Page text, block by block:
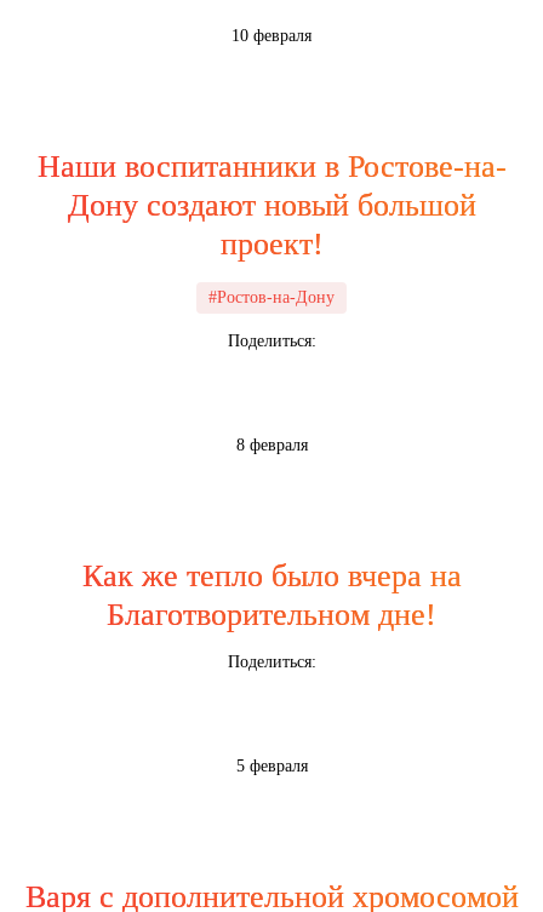
10 февраля
Наши воспитанники в Ростове-на-
Дону создают новый большой
проект!
#Ростов-на-Дону
Поделиться:
8 февраля
Как же тепло было вчера на
Благотворительном дне!
Поделиться:
5 февраля
Варя с дополнительной хромосомой